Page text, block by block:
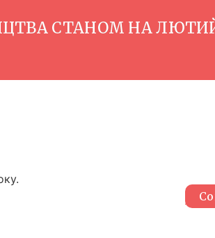
СТАНОМ НА